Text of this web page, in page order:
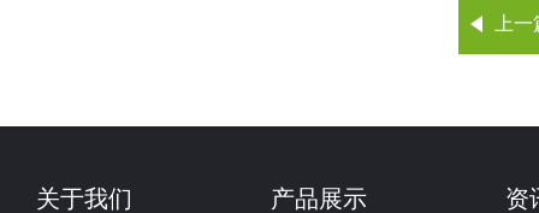
上
关于我们 产品展示 资